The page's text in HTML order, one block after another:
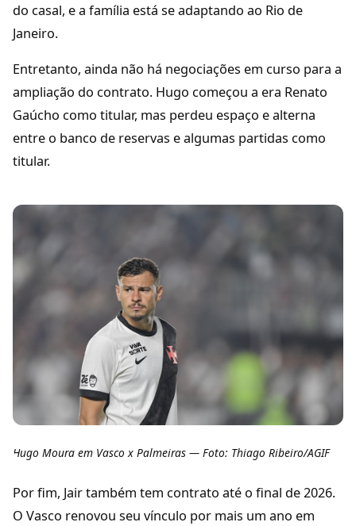
do casal, e a família está se adaptando ao Rio de
Janeiro.
Entretanto, ainda não há negociações em curso para a
ampliação do contrato. Hugo começou a era Renato
Gaúcho como titular, mas perdeu espaço e alterna
entre o banco de reservas e algumas partidas como
titular.
Hugo Moura em Vasco x Palmeiras — Foto: Thiago Ribeiro/AGIF
Por fim, Jair também tem contrato até o final de 2026.
O Vasco renovou seu vínculo por mais um ano em